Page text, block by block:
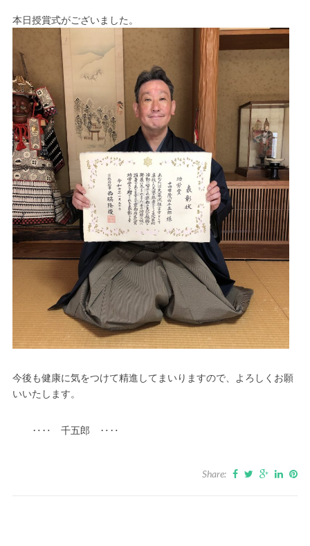
本日授賞式がございました。
今後も健康に気をつけて精進してまいりますので、よろしくお願
いいたします。
‥‥ 千五郎 ‥‥
Share: